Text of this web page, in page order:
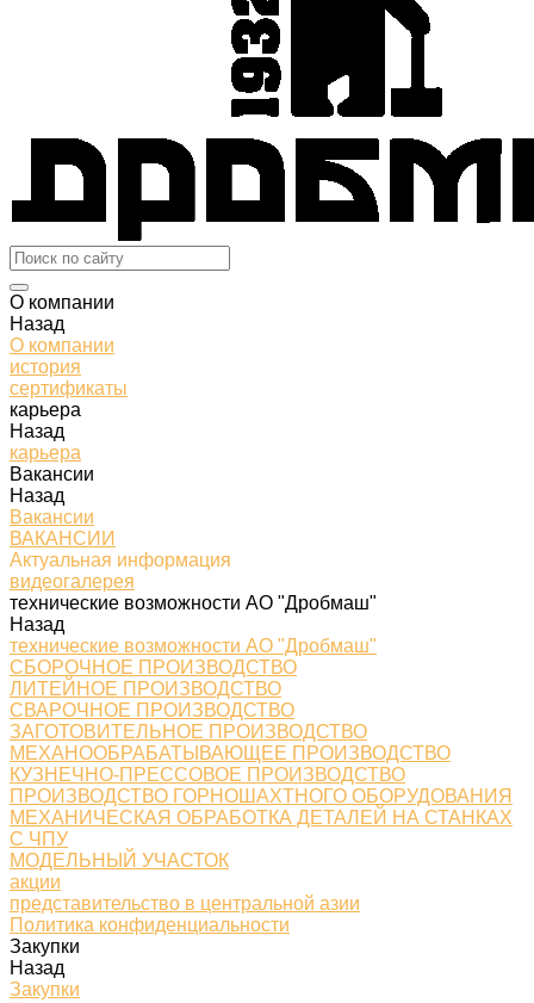
О компании
Назад
О компании
история
сертификаты
карьера
Назад
карьера
Вакансии
Назад
Вакансии
ВАКАНСИИ
Актуальная информация
видеогалерея
технические возможности АО "Дробмаш"
Назад
технические возможности АО "Дробмаш"
СБОРОЧНОЕ ПРОИЗВОДСТВО
ЛИТЕЙНОЕ ПРОИЗВОДСТВО
СВАРОЧНОЕ ПРОИЗВОДСТВО
ЗАГОТОВИТЕЛЬНОЕ ПРОИЗВОДСТВО
МЕХАНООБРАБАТЫВАЮЩЕЕ ПРОИЗВОДСТВО
КУЗНЕЧНО-ПРЕССОВОЕ ПРОИЗВОДСТВО
ПРОИЗВОДСТВО ГОРНОШАХТНОГО ОБОРУДОВАНИЯ
МЕХАНИЧЕСКАЯ ОБРАБОТКА ДЕТАЛЕЙ НА СТАНКАХ
С ЧПУ
МОДЕЛЬНЫЙ УЧАСТОК
акции
представительство в центральной азии
Политика конфиденциальности
Закупки
Назад
Закупки